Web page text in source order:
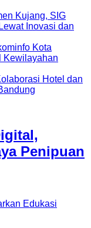
Kujang, SIG
Inovasi dan
Kota
Kewilayahan
Hotel dan
Penipuan